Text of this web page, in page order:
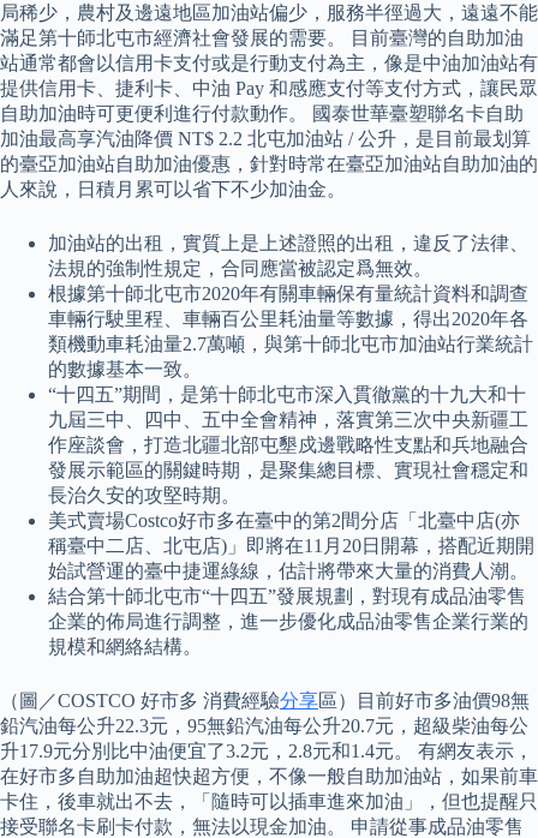
局稀少，農村及邊遠地區加油站偏少，服務半徑過大，遠遠不能
滿足第十師北屯市經濟社會發展的需要。 目前臺灣的自助加油
站通常都會以信用卡支付或是行動支付為主，像是中油加油站有
提供信用卡、捷利卡、中油 Pay 和感應支付等支付方式，讓民眾
自助加油時可更便利進行付款動作。 國泰世華臺塑聯名卡自助
加油最高享汽油降價 NT$ 2.2 北屯加油站 / 公升，是目前最划算
的臺亞加油站自助加油優惠，針對時常在臺亞加油站自助加油的
人來說，日積月累可以省下不少加油金。
加油站的出租，實質上是上述證照的出租，違反了法律、
法規的強制性規定，合同應當被認定爲無效。
根據第十師北屯市2020年有關車輛保有量統計資料和調查
車輛行駛里程、車輛百公里耗油量等數據，得出2020年各
類機動車耗油量2.7萬噸，與第十師北屯市加油站行業統計
的數據基本一致。
“十四五”期間，是第十師北屯市深入貫徹黨的十九大和十
九屆三中、四中、五中全會精神，落實第三次中央新疆工
作座談會，打造北疆北部屯墾戍邊戰略性支點和兵地融合
發展示範區的關鍵時期，是聚集總目標、實現社會穩定和
長治久安的攻堅時期。
美式賣場Costco好市多在臺中的第2間分店「北臺中店(亦
稱臺中二店、北屯店)」即將在11月20日開幕，搭配近期開
始試營運的臺中捷運綠線，估計將帶來大量的消費人潮。
結合第十師北屯市“十四五”發展規劃，對現有成品油零售
企業的佈局進行調整，進一步優化成品油零售企業行業的
規模和網絡結構。
（圖／COSTCO 好市多 消費經驗分享區）目前好市多油價98無
鉛汽油每公升22.3元，95無鉛汽油每公升20.7元，超級柴油每公
升17.9元分別比中油便宜了3.2元，2.8元和1.4元。 有網友表示，
在好市多自助加油超快超方便，不像一般自助加油站，如果前車
卡住，後車就出不去，「隨時可以插車進來加油」，但也提醒只
接受聯名卡刷卡付款，無法以現金加油。 申請從事成品油零售